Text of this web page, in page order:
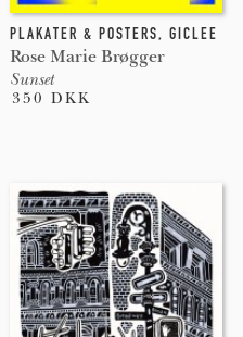
PLAKATER & POSTERS, GICLEE
Rose Marie Brøgger
Sunset
350 DKK